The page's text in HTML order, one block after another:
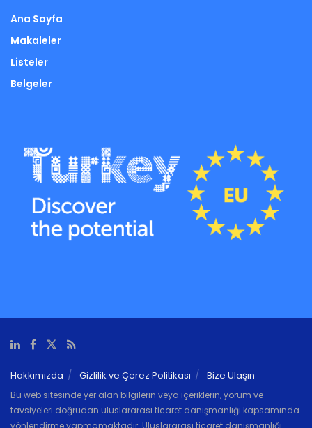
Ana Sayfa
Makaleler
Listeler
Belgeler
Hakkımızda Gizlilik ve Çerez Politikası Bize Ulaşın
Bu web sitesinde yer alan bilgilerin veya içeriklerin, yorum ve
tavsiyeleri doğrudan uluslararası ticaret danışmanlığı kapsamında